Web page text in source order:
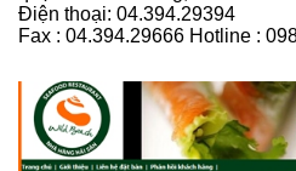
Điện thoại: 04.394.29394
Fax : 04.394.29666 Hotline :